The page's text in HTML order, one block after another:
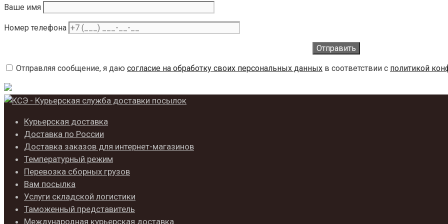
Ваше имя
Номер телефона
Отправляя сообщение, я даю согласие на обработку своих персональных данных в соответствии с политикой
Курьерская доставка
Доставка по России
Доставка заказов для интернет-магазинов
Температурный режим
Перевозка сборных грузов
Вам посылка
Услуги складской логистики
Таможенный представитель
Международная курьерская доставка